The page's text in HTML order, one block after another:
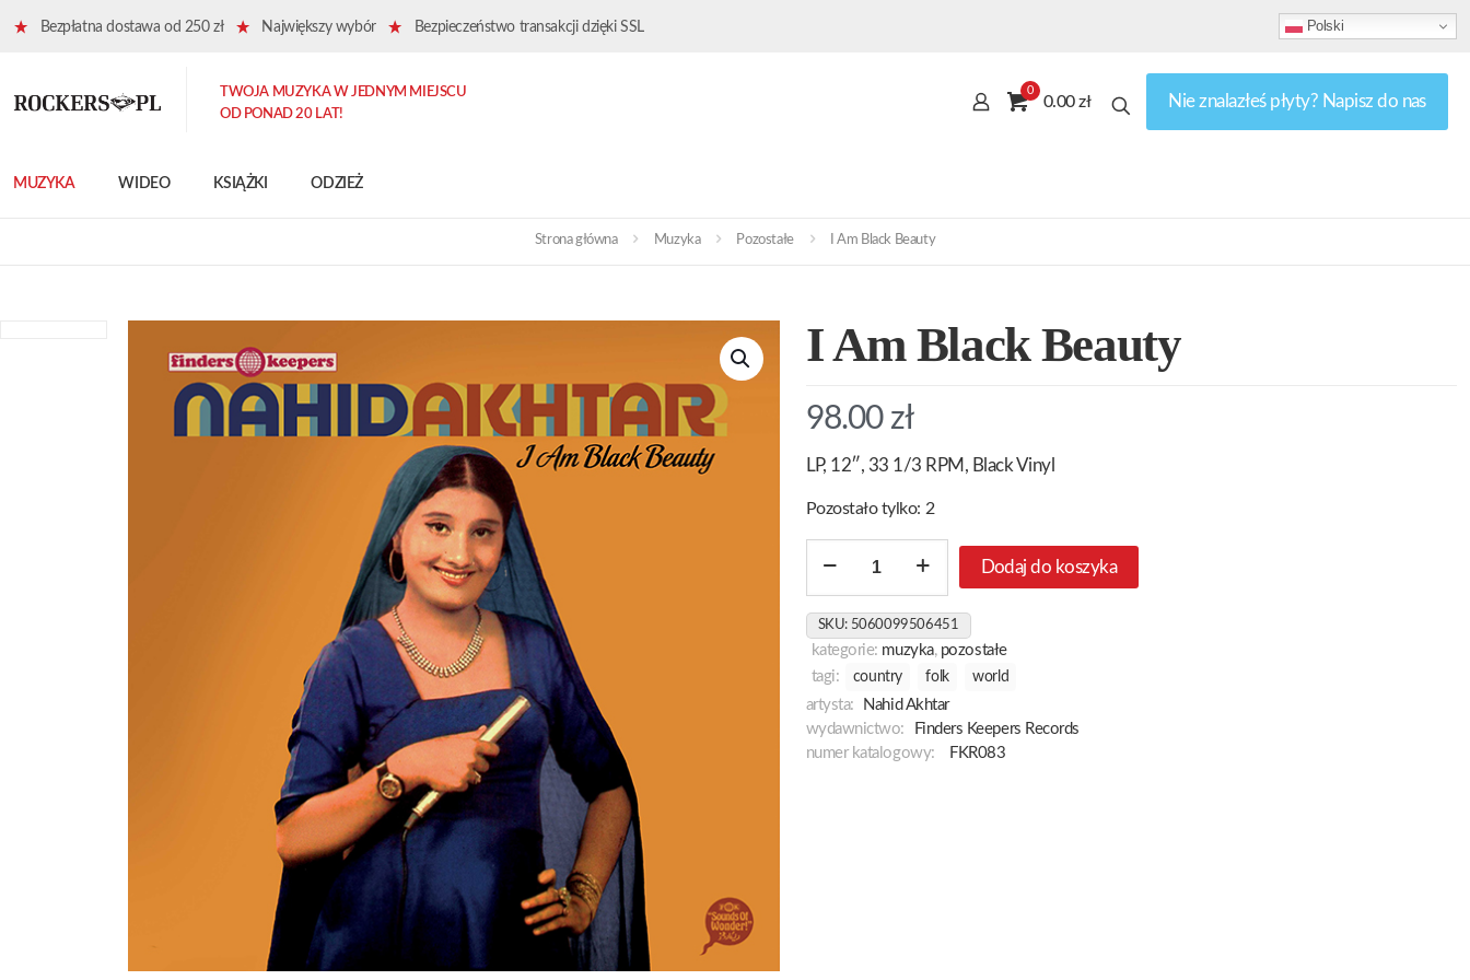
Bezpłatna dostawa od 250 zł Największy wybór Bezpieczeństwo transakcji dzięki SSL Polski
MUZYKA WIDEO KSIĄŻKI ODZIEŻ
TWOJA MUZYKA W JEDNYM MIEJSCU
OD PONAD 20 LAT!
0
0.00 zł Nie znalazłeś płyty? Napisz do nas
Strona główna Muzyka Pozostałe I Am Black Beauty
I Am Black Beauty
98.00 zł
LP, 12″, 33 1/3 RPM, Black Vinyl
Pozostało tylko: 2
Black
Beauty
Dodaj do koszyka
SKU: 5060099506451
kategorie: muzyka, pozostałe
tagi:
country folk world
artysta:
Nahid Akhtar
wydawnictwo:
Finders Keepers Records
numer katalogowy:
FKR083